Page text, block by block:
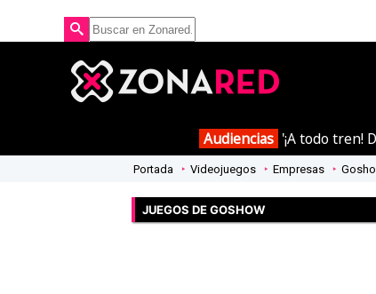
Audiencias '¡A todo tren!
Portada Videojuegos Empresas
JUEGOS DE GOSHOW